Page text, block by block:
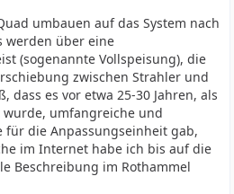
umbauen auf das System nach
werden über eine
(sogenannte Vollspeisung), die
zwischen Strahler und
dass es vor etwa 25-30 Jahren, als
umfangreiche und
für die Anpassungseinheit gab,
im Internet habe ich bis auf die
Beschreibung im Rothammel